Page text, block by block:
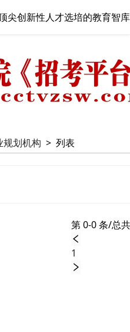
尖创新性人才选培的教育智库
规划机构 > 列表
第 0-0 条/总
1